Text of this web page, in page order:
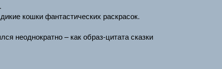
кошки фантастических раскрасок.
неоднократно – как образ-цитата сказки